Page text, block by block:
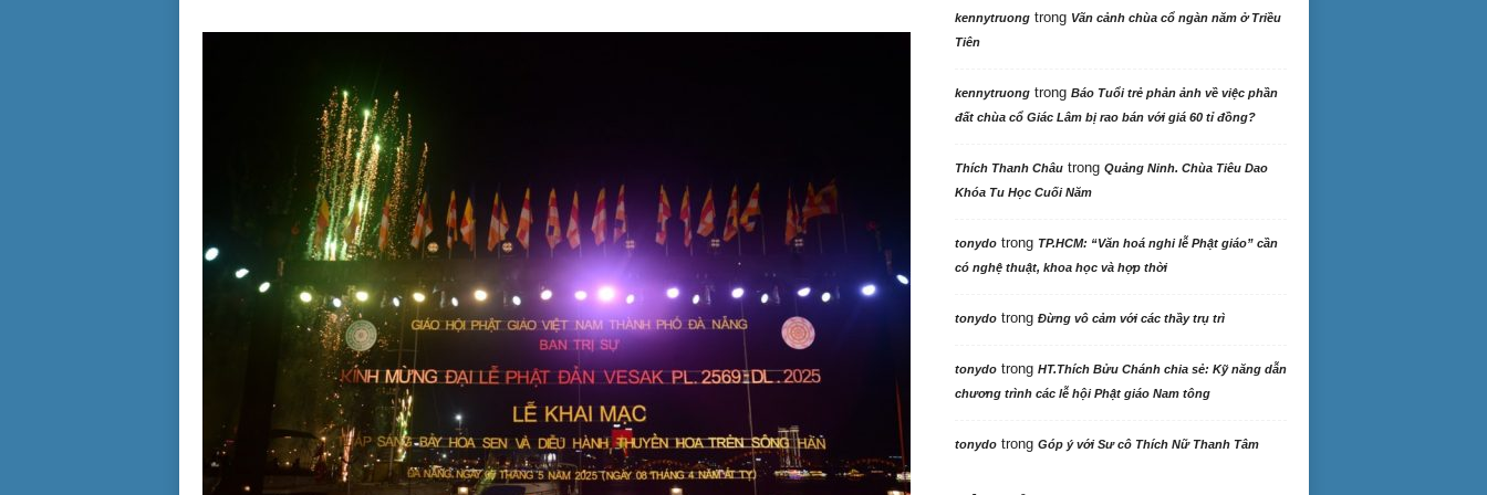
kennytruongtrong Vãn cảnh chùa cổ ngàn năm ở Triều
Tiên
kennytruongtrong Báo Tuổi trẻ phản ảnh về việc phần
đất chùa cổ Giác Lâm bị rao bán với giá 60 tỉ đồng?
Thích Thanh Châutrong Quảng Ninh. Chùa Tiêu Dao
Khóa Tu Học Cuối Năm
tonydotrong TP.HCM: “Văn hoá nghi lễ Phật giáo” cần
có nghệ thuật, khoa học và hợp thời
tonydotrong Đừng vô cảm với các thầy trụ trì
tonydotrong HT.Thích Bửu Chánh chia sẻ: Kỹ năng dẫn
chương trình các lễ hội Phật giáo Nam tông
tonydotrong Góp ý với Sư cô Thích Nữ Thanh Tâm